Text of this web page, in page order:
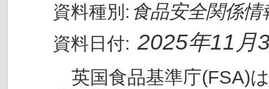
資料種別: 食品安全関係情
資料日付: 2025年11月
英国食品基準庁(FSA)